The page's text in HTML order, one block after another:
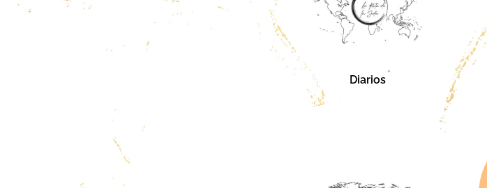
Diarios